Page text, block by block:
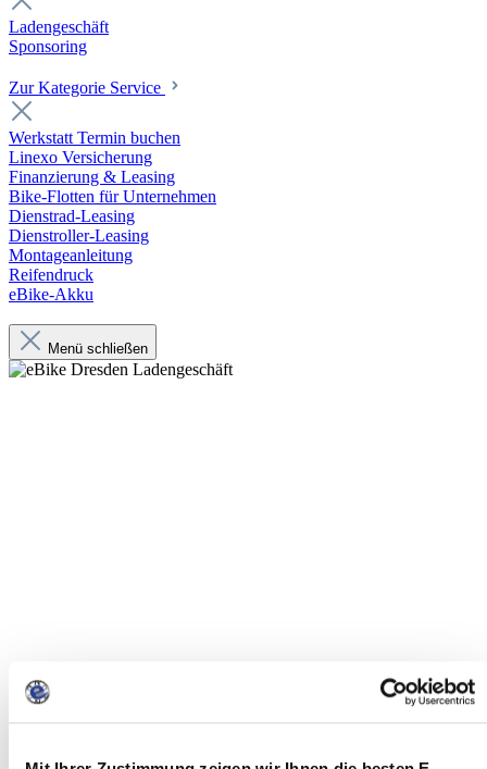
Ladengeschäft
Sponsoring
Zur Kategorie Service
Werkstatt Termin buchen
Linexo Versicherung
Finanzierung & Leasing
Bike-Flotten für Unternehmen
Dienstrad-Leasing
Dienstroller-Leasing
Montageanleitung
Reifendruck
eBike-Akku
Menü schließen